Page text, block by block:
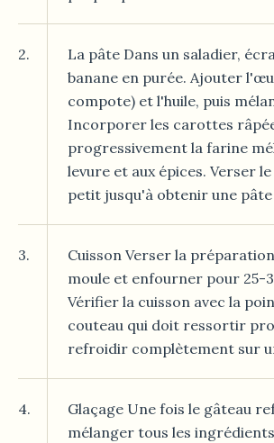
2.
La pâte Dans un saladier,
banane en purée. Ajouter
compote) et l'huile, puis
Incorporer les carottes
progressivement la farine
levure et aux épices. Verser
petit jusqu'à obtenir une
3.
Cuisson Verser la
moule et enfourner pour 25-
Vérifier la cuisson avec la
couteau qui doit ressortir
refroidir complètement sur
4.
Glaçage Une fois le gâteau
mélanger tous les